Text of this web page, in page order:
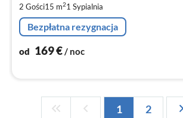
2 Gości15 m21 Sypialnia
Bezpłatna rezygnacja
od 169€/ noc
1 2